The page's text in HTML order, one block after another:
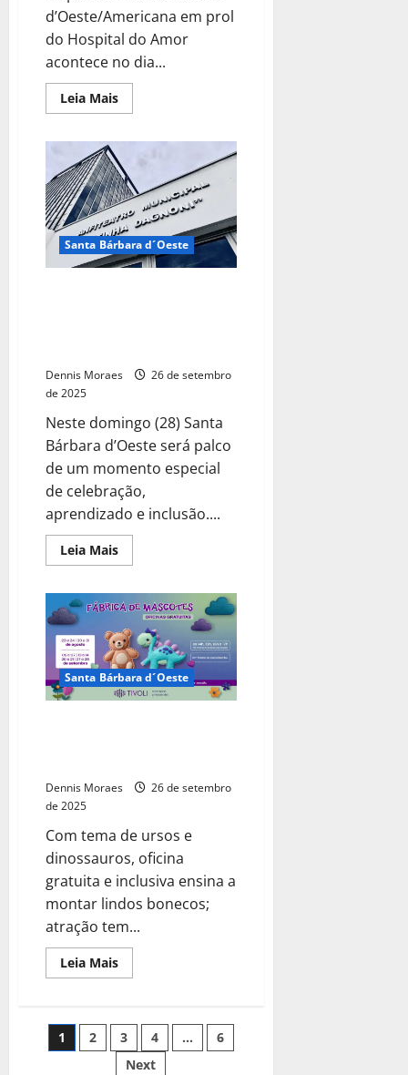
d’Oeste/Americana em prol
do Hospital do Amor
acontece no dia...
Leia Mais
Santa Bárbara d´Oeste
Dennis Moraes
26 de setembro
de 2025
Neste domingo (28) Santa
Bárbara d’Oeste será palco
de um momento especial
de celebração,
aprendizado e inclusão....
Leia Mais
Santa Bárbara d´Oeste
Dennis Moraes
26 de setembro
de 2025
Com tema de ursos e
dinossauros, oficina
gratuita e inclusiva ensina a
montar lindos bonecos;
atração tem...
Leia Mais
1 2 3 4 …
6
Next